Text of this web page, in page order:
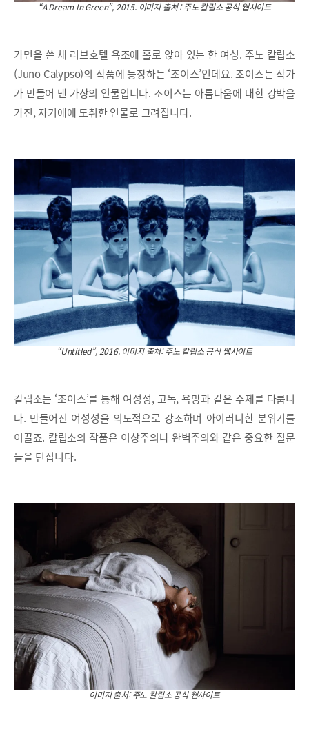
“A Dream In Green”, 2015. 이미지 출처 : 주노 칼립소 공식 웹사이트
가면을 쓴 채 러브호텔 욕조에 홀로 앉아 있는 한 여성. 주노 칼립소
(Juno Calypso)의 작품에 등장하는 ‘조이스’인데요. 조이스는 작가
가 만들어 낸 가상의 인물입니다. 조이스는 아름다움에 대한 강박을
가진, 자기애에 도취한 인물로 그려집니다.
“Untitled”, 2016. 이미지 출처: 주노 칼립소 공식 웹사이트
칼립소는 ‘조이스’를 통해 여성성, 고독, 욕망과 같은 주제를 다룹니
다. 만들어진 여성성을 의도적으로 강조하며 아이러니한 분위기를
이끌죠. 칼립소의 작품은 이상주의나 완벽주의와 같은 중요한 질문
들을 던집니다.
이미지 출처: 주노 칼립소 공식 웹사이트